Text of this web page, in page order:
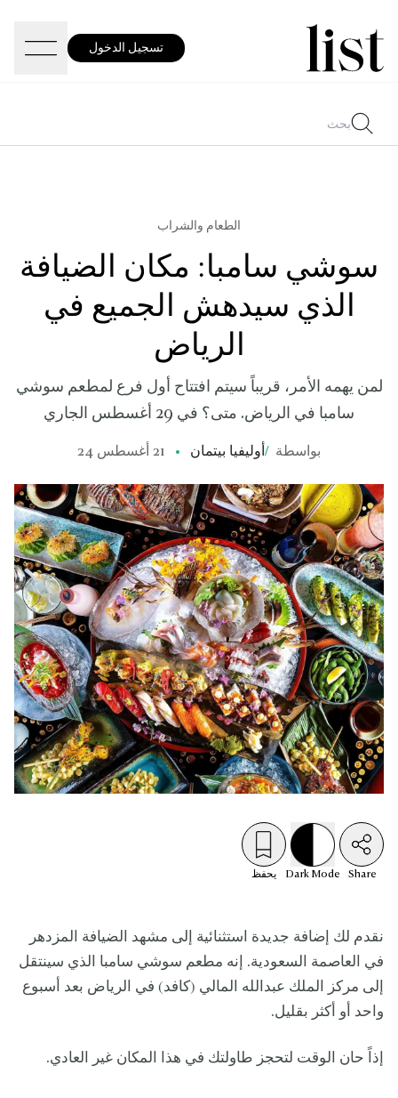
تسجيل الدخول
الطعام والشراب
سوشي سامبا: مكان الضيافة
الذي سيدهش الجميع في
الرياض
لمن يهمه الأمر، قريباً سيتم افتتاح أول فرع لمطعم سوشي
سامبا في الرياض. متى؟ في 29 أغسطس الجاري
بواسطة / أوليفيا بيتمان 21 أغسطس 24
Share
Dark Mode يحفظ
نقدم لك إضافة جديدة استثنائية إلى مشهد الضيافة المزدهر
في العاصمة السعودية. إنه مطعم سوشي سامبا الذي سينتقل
إلى مركز الملك عبدالله المالي (كافد) في الرياض بعد أسبوع
واحد أو أكثر بقليل.
إذاً حان الوقت لتحجز طاولتك في هذا المكان غير العادي.